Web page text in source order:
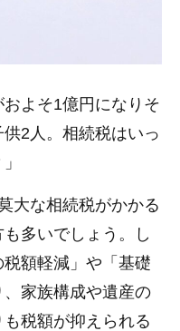
およそ1億円になりそ
2人。相続税はいっ
大な相続税がかかる
多いでしょう。し
額軽減」や「基礎
家族構成や遺産の
税額が抑えられる